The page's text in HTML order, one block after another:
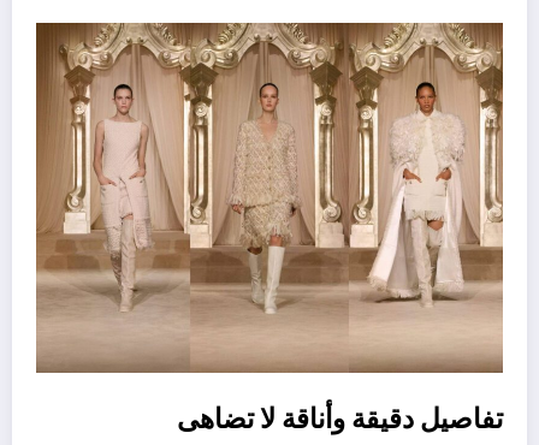
تفاصيل دقيقة وأناقة لا تضاهى